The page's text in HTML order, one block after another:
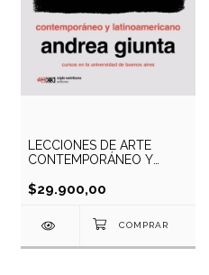
LECCIONES DE ARTE
CONTEMPORÁNEO Y
$29.900,00